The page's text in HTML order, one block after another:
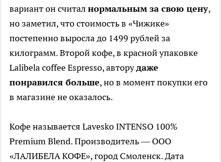
вариант он считал нормальным за свою цену,
но заметил, что стоимость в «Чижике»
постепенно выросла до 1499 рублей за
килограмм. Второй кофе, в красной упаковке
Lalibela coffee Espresso, авторудаже
понравился больше, но в момент покупки его
в магазине не оказалось.
Кофе называется Lavesko INTENSO 100%
Premium Blend. Производитель — ООО
«ЛАЛИБЕЛА КОФЕ», город Смоленск. Дата